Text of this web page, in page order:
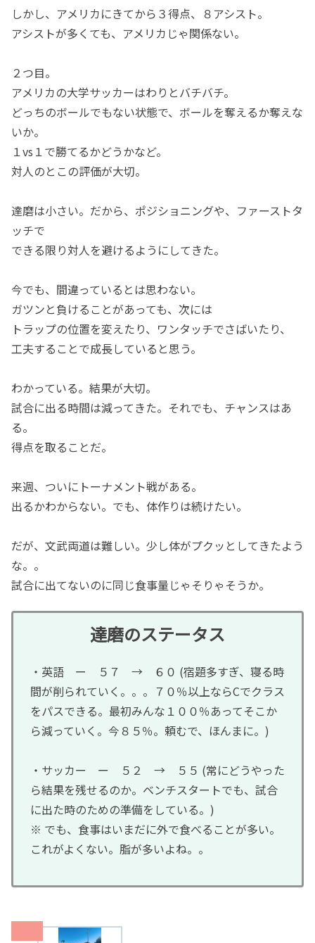
しかし、アメリカにきてから３得点、８アシスト。
アシストが多くても、アメリカじゃ関係ない。
２つ目。
アメリカの大学サッカーはわりとバチバチ。
どっちのボールでもない状態で、ボールを奪えるか奪えな
いか。
１vs１で勝てるかどうかなど。
対人のとこの評価が大切。
達磨は小さい。だから、ポジショニングや、ファーストタ
ッチで
できる限り対人を避けるようにしてきた。
今でも、間違っているとは思わない。
ガツンと負けることがあっても、次には
トラップの位置を変えたり、ワンタッチでさばいたり、
工夫することで成長していると思う。
わかっている。結果が大切。
試合に出る時間は減ってきた。それでも、チャンスはあ
る。
得点を取ることだ。
来週、ついにトーナメント戦がある。
出るかわからない。でも、体作りは続けたい。
だが、文武両道は難しい。少し体がプクッとしてきたよう
な。。
試合に出てないのに同じ食事量じゃそりゃそうか。
達磨のステータス
・英語 ー ５７ → ６０ (宿題多すぎ、寝る時
間が削られていく。。。７０％以上ならCでクラス
をパスできる。最初みんな１００％あってそこか
ら減っていく。今８５％。頼むで、ほんまに。)
・サッカー ー ５２ → ５５ (常にどうやった
ら結果を残せるのか。ベンチスタートでも、試合
に出た時のための準備をしている。)
※ でも、食事はいまだに外で食べることが多い。
これがよくない。脂が多いよね。。